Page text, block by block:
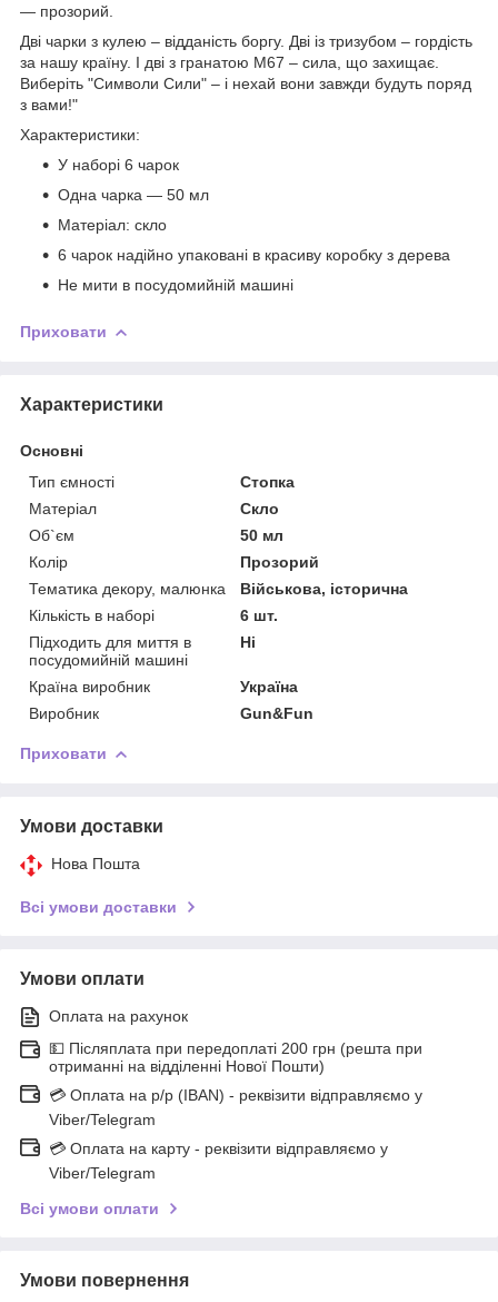
— прозорий.
Дві чарки з кулею – відданість боргу. Дві із тризубом – гордість
за нашу країну. І дві з гранатою М67 – сила, що захищає.
Виберіть "Символи Сили" – і нехай вони завжди будуть поряд
з вами!"
Характеристики:
У наборі 6 чарок
Одна чарка — 50 мл
Матеріал: скло
6 чарок надійно упаковані в красиву коробку з дерева
Не мити в посудомийній машині
Приховати
Характеристики
Основні
Тип ємності
Стопка
Матеріал
Скло
Об`єм
50 мл
Колір
Прозорий
Тематика декору, малюнка
Військова, історична
Кількість в наборі
6 шт.
Підходить для миття в
посудомийній машині
Ні
Країна виробник
Україна
Виробник
Gun&Fun
Приховати
Умови доставки
Нова Пошта
Всі умови доставки
Умови оплати
Оплата на рахунок
💵 Післяплата при передоплаті 200 грн (решта при
отриманні на відділенні Нової Пошти)
💳 Оплата на р/р (IBAN) - реквізити відправляємо у
Viber/Telegram
💳 Оплата на карту - реквізити відправляємо у
Viber/Telegram
Всі умови оплати
Умови повернення